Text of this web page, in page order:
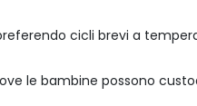
cicli brevi a
le bambine possono